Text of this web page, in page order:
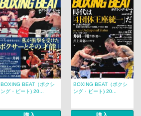
BOXING BEAT（ボクシ
ング・ビート) 20...
BOXING BEAT（ボクシ
ング・ビート) 20...